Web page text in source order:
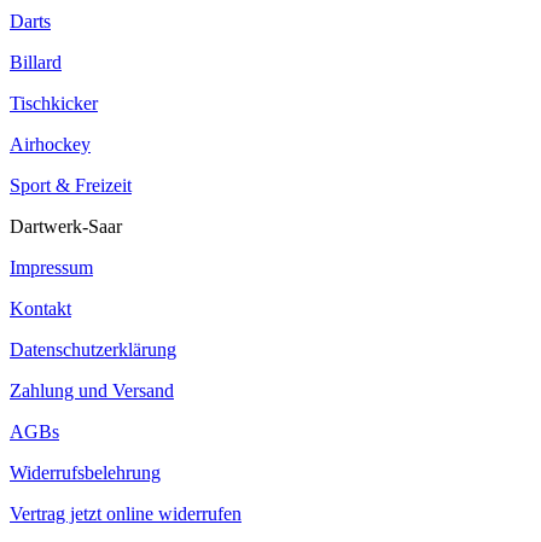
Darts
Billard
Tischkicker
Airhockey
Sport & Freizeit
Dartwerk-Saar
Impressum
Kontakt
Datenschutzerklärung
Zahlung und Versand
AGBs
Widerrufsbelehrung
Vertrag jetzt online widerrufen